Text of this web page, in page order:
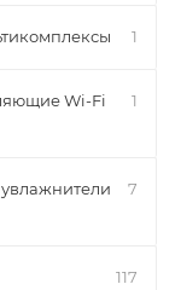
1
Wi-Fi
1
7
117